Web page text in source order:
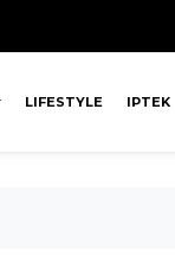
LIFESTYLE IPTEK